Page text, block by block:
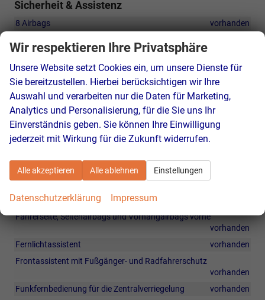
Sicherheit & Assistenz
8 Airbags
vorhanden
Adaptiver Tempomat
Adaptives Spurhaltesystem inkl. Notfallassistent
Alarmsystem
vorhanden
Crew Protect Assist
vorhanden
Cross Traffic Assist
vorhanden
eCall-System
Erweiterter Insassenschutz (PreCrash)
Fahrer- und Beifahrerairbag sowie Knieairbag auf der
Fahrerseite, Seitenairbags und Vorhangairbags vorne
vorhanden
Fernlichtassistent
vorhanden
Frontassistent mit Fußgänger- und Radfahrerschutz
vorhanden
Funkfernbedienung für die Zentralverriegelung
vorhanden
Wir respektieren Ihre Privatsphäre
Unsere Website setzt Cookies ein, um unsere Dienste für
Sie bereitzustellen. Hierbei berücksichtigen wir Ihre
Auswahl und verarbeiten nur die Daten für Marketing,
Analytics und Personalisierung, für die Sie uns Ihr
Einverständnis geben. Sie können Ihre Einwilligung
jederzeit mit Wirkung für die Zukunft widerrufen.
Alle akzeptieren Alle ablehnen Einstellungen
Datenschutzerklärung Impressum